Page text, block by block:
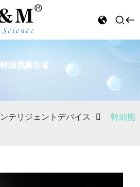
幹細胞蘇生者
テリジェントデバイス
幹細胞